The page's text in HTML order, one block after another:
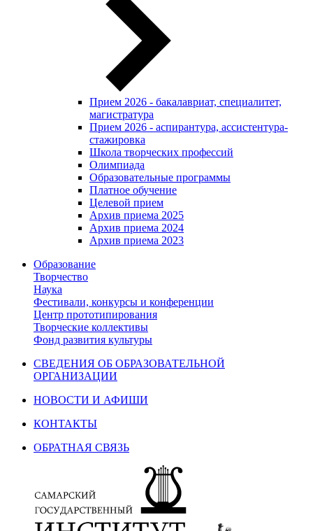
Прием 2026 - бакалавриат, специалитет,
магистратура
Прием 2026 - аспирантура, ассистентура-
стажировка
Школа творческих профессий
Олимпиада
Образовательные программы
Платное обучение
Целевой прием
Архив приема 2025
Архив приема 2024
Архив приема 2023
Образование
Творчество
Наука
Фестивали, конкурсы и конференции
Центр прототипирования
Творческие коллективы
Фонд развития культуры
СВЕДЕНИЯ ОБ ОБРАЗОВАТЕЛЬНОЙ
ОРГАНИЗАЦИИ
НОВОСТИ И АФИШИ
КОНТАКТЫ
ОБРАТНАЯ СВЯЗЬ